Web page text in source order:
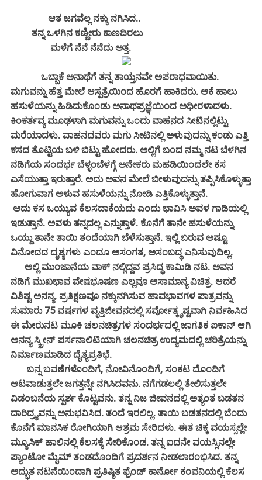
ಆತ ಜಗವೆಲ್ಲ ನಕ್ಕು ನಗಿಸಿದ..
ತನ್ನ ಒಳಗಿನ ಕಣ್ಣೀರು ಕಾಣದಿರಲು
ಮಳೆಗೆ ನೆನೆ ನೆನೆದು ಅತ್ತ.
ಒಬ್ಬಾಕೆ ಅನಾಥೆಗೆ ತನ್ನ ತಾಯ್ತನವೇ ಅಪರಾಧವಾಯಿತು.
ಮಗುವನ್ನು ಹೆತ್ತ ಮೇಲೆ ಆಸ್ಪತ್ರೆಯಿಂದ ಹೊರಗೆ ಹಾಕಿದರು. ಆಕೆ ಹಾಲು
ಹಸುಳೆಯನ್ನು ಹಿಡಿದುಕೊಂಡು ಅನಾಥಪ್ರಜ್ಞೆಯಿಂದ ಅಧೀರಳಾದಳು.
ಕಿಂಕರ್ತವ್ಯ ಮೂಢಳಾಗಿ ಮಗುವನ್ನು ಒಂದು ವಾಹನದ ಸೀಟಿನಲ್ಲಿಟ್ಟು
ಮರೆಯಾದಳು. ವಾಹನದವರು ಮಗು ಸೀಟಿನಲ್ಲಿ ಅಳುವುದನ್ನು ಕಂಡು ಎತ್ತಿ
ಕಸದ ತೊಟ್ಟಿಯ ಬಳಿ ಬಿಟ್ಟು ಹೋದರು. ಅಲ್ಲಿಗೆ ಬಂದ ನಮ್ಮ ನಟ ಬೆಳಗಿನ
ನಡಿಗೆಯ ಸಂದರ್ಭ ಬೆಳ್ಳಂಬೆಳಗ್ಗೆ ಅನೇಕರು ಮಹಡಿಯಿಂದಲೇ ಕಸ
ಎಸೆಯುತ್ತಾ ಇರುತ್ತಾರೆ. ಅದು ಅವನ ಮೇಲೆ ಬೀಳುವುದನ್ನು ತಪ್ಪಿಸಿಕೊಳ್ಳುತ್ತಾ
ಹೋಗುವಾಗ ಅಳುವ ಹಸುಳೆಯನ್ನು ನೋಡಿ ಎತ್ತಿಕೊಳ್ಳುತ್ತಾನೆ.
ಅದು ಕಸ ಒಯ್ಯುವ ಕೆಲಸದಾಕೆಯದು ಎಂದು ಭಾವಿಸಿ ಅವಳ ಗಾಡಿಯಲ್ಲಿ
ಇಡುತ್ತಾನೆ. ಅವಳು ತನ್ನದಲ್ಲ ಎನ್ನುತ್ತಾಳೆ. ಕೊನೆಗೆ ತಾನೇ ಹಸುಳೆಯನ್ನು
ಒಯ್ದು ತಾನೇ ತಾಯಿ ತಂದೆಯಾಗಿ ಬೆಳೆಸುತ್ತಾನೆ. ಇಲ್ಲಿ ಬರುವ ಅಷ್ಟೂ
ವಿನೋದದ ದೃಶ್ಯಗಳು ಎಂದೂ ಅಸಂಗತ, ಅಸಂಬದ್ಧ ಎನಿಸುವುದಿಲ್ಲ.
ಅಲ್ಲಿ ಮುಂಜಾನೆಯ ವಾಕ್ ನಲ್ಲಿದ್ದವ ಪ್ರಸಿದ್ಧ ಕಾಮಿಡಿ ನಟ. ಅವನ
ನಡಿಗೆ ಮುಖಭಾವ ವೇಷಭೂಷಣ ಎಲ್ಲವೂ ಅಸಾಮಾನ್ಯ ವಿಚಿತ್ರ. ಆದರೆ
ವಿಶಿಷ್ಟ ಅನನ್ಯ. ಪ್ರತಿಕ್ಷಣವೂ ನಕ್ಕುನಗಿಸುವ ಹಾವಭಾವಗಳ ಪಾತ್ರವನ್ನು
ಸುಮಾರು 75 ವರ್ಷಗಳ ವೃತ್ತಿಜೀವನದಲ್ಲಿ ಸರ್ವೋತ್ಕೃಷ್ಟವಾಗಿ ನಿರ್ವಹಿಸಿದ
ಈ ಮೇರುನಟ ಮೂಕಿ ಚಲನಚಿತ್ರಗಳ ಸಂದರ್ಭದಲ್ಲಿ ಜಾಗತಿಕ ಐಕಾನ್ ಆಗಿ
ಅನನ್ಯ ಸ್ಕ್ರೀನ್ ಪರ್ಸನಾಲಿಟಿಯಾಗಿ ಚಲನಚಿತ್ರ ಉದ್ಯಮದಲ್ಲಿ ಚರಿತ್ರೆಯನ್ನು
ನಿರ್ಮಾಣಮಾಡಿದ ದೈತ್ಯಪ್ರತಿಭೆ.
ಬನ್ನ ಬವಣೆಗಳೊಂದಿಗೆ, ನೋವಿನೊಂದಿಗೆ, ಸಂಕಟ ದೊಂದಿಗೆ
ಆಟವಾಡುತ್ತಲೇ ಜಗತ್ತನ್ನೇ ನಗಿಸಿದವನು. ನಗೆಗಡಲಲ್ಲಿ ತೇಲಿಸುತ್ತಲೇ
ವಿಡಂಬನೆಯ ಸ್ಪರ್ಶ ಕೊಟ್ಟವನು. ತನ್ನ ನಿಜ ಜೀವನದಲ್ಲಿ ಅತ್ಯಂತ ಬಡತನ
ದಾರಿದ್ರ್ಯವನ್ನು ಅನುಭವಿಸಿದ. ತಂದೆ ಇರಲಿಲ್ಲ. ತಾಯಿ ಬಡತನದಲ್ಲಿ ಬೆಂದು
ಕೊನೆಗೆ ಮಾನಸಿಕ ರೋಗಿಯಾಗಿ ಆಶ್ರಮ ಸೇರಿದಳು. ಈತ ಚಿಕ್ಕ ವಯಸ್ಸಲ್ಲೇ
ಮ್ಯೂಸಿಕ್ ಹಾಲಿನಲ್ಲಿ ಕೆಲಸಕ್ಕೆ ಸೇರಿಕೊಂಡ. ತನ್ನ ಐದನೇ ವಯಸ್ಸಿನಲ್ಲೇ
ಪ್ಯಾಂಟೋ ಮೈಮ್ ತಂಡದೊಂದಿಗೆ ಪ್ರದರ್ಶನ ನೀಡಲಾರಂಭಿಸಿದ. ತನ್ನ
ಅದ್ಭುತ ನಟನೆಯಿಂದಾಗಿ ಪ್ರತಿಷ್ಠಿತ ಫ್ರೆಂಡ್ ಕಾರ್ನೋ ಕಂಪನಿಯಲ್ಲಿ ಕೆಲಸ